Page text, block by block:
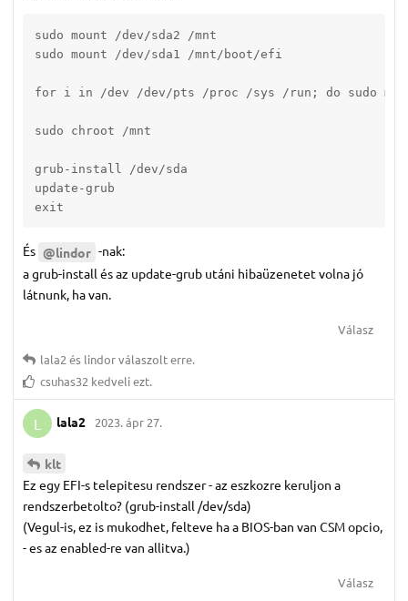
sudo mount /dev/sda2 /mnt
sudo mount /dev/sda1 /mnt/boot/efi
for i in /dev /dev/pts /proc /sys /run; do sudo
sudo chroot /mnt
grub-install /dev/sda
update-grub
exit
És @lindor -nak:
a grub-install és az update-grub utáni hibaüzenetet volna jó
látnunk, ha van.
Válasz
lala2 és lindorválaszolt erre.
csuhas32 kedveli ezt.
L lala2 2023. ápr 27.
klt
Ez egy EFI-s telepitesu rendszer - az eszkozre keruljon a
rendszerbetolto? (grub-install /dev/sda)
(Vegul-is, ez is mukodhet, felteve ha a BIOS-ban van CSM opcio,
- es az enabled-re van allitva.)
Válasz